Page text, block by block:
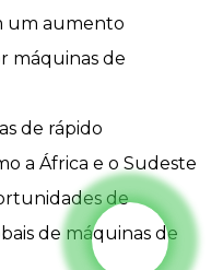
um aumento
máquinas de
de rápido
a África e o Sudeste
de
de máquinas de